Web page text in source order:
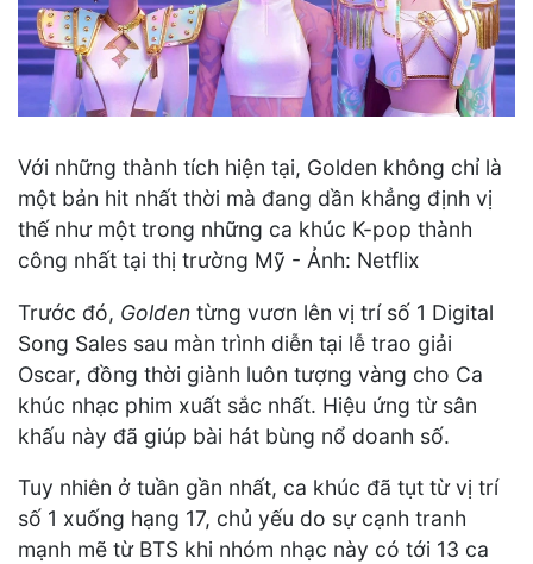
Với những thành tích hiện tại, Golden không chỉ là
một bản hit nhất thời mà đang dần khẳng định vị
thế như một trong những ca khúc K-pop thành
công nhất tại thị trường Mỹ - Ảnh: Netflix
Trước đó, Golden từng vươn lên vị trí số 1 Digital
Song Sales sau màn trình diễn tại lễ trao giải
Oscar, đồng thời giành luôn tượng vàng cho Ca
khúc nhạc phim xuất sắc nhất. Hiệu ứng từ sân
khấu này đã giúp bài hát bùng nổ doanh số.
Tuy nhiên ở tuần gần nhất, ca khúc đã tụt từ vị trí
số 1 xuống hạng 17, chủ yếu do sự cạnh tranh
mạnh mẽ từ BTS khi nhóm nhạc này có tới 13 ca